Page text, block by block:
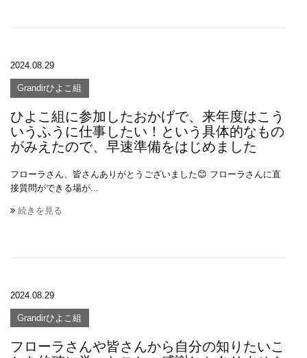
2024.08.29
Grandirひよこ組
ひよこ組に参加したおかげで、来年度はこう
いうふうに仕事したい！という具体的なもの
がみえたので、早速準備をはじめました
フローラさん、皆さんありがとうございました😊 フローラさんに直
接質問ができる場が...
続きを見る
2024.08.29
Grandirひよこ組
フローラさんや皆さんから自分の知りたいこ